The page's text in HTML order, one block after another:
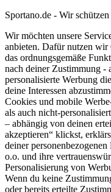
Sportano.de - Wir
Wir möchten unsere
anbieten. Dafür nutzen
das ordnungsgemäße
nach deiner Zustimmung -
personalisierte Werbung
deine Interessen
Cookies und mobile
als auch nicht-
– abhängig von deinen
akzeptieren“ klickst,
deiner
o.o. und ihre
Personalisierung von
Wenn du keine
oder bereits erteilte